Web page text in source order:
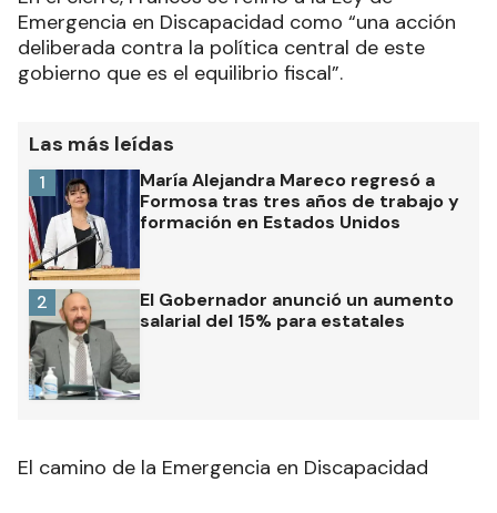
Emergencia en Discapacidad como “una acción
deliberada contra la política central de este
gobierno que es el equilibrio fiscal”.
Las más leídas
María Alejandra Mareco regresó a
Formosa tras tres años de trabajo y
formación en Estados Unidos
1
El Gobernador anunció un aumento
salarial del 15% para estatales
2
El camino de la Emergencia en Discapacidad